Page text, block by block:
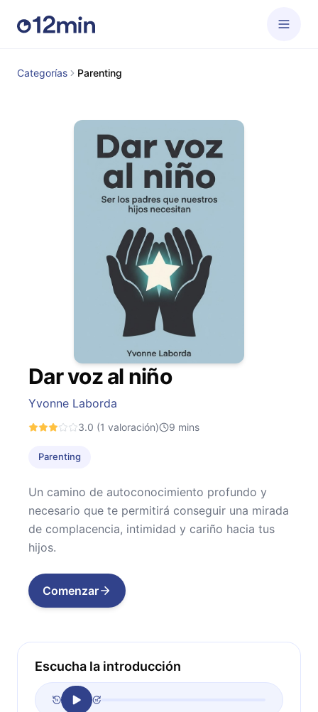
Categorías Parenting
Dar voz al niño
Yvonne Laborda
3.0 (1 valoración) 9 mins
Parenting
Un camino de autoconocimiento profundo y
necesario que te permitirá conseguir una mirada
de complacencia, intimidad y cariño hacia tus
hijos.
Comenzar
Escucha la introducción